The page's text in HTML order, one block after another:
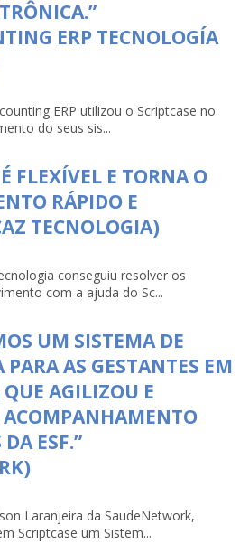
ERP TECNOLOGÍA
ERP utilizou o Scriptcase no
do seus sis...
FLEXÍVEL E TORNA O
RÁPIDO E
TECNOLOGIA)
conseguiu resolver os
com a ajuda do Sc...
UM SISTEMA DE
AS GESTANTES EM
AGILIZOU E
ESF.”
Laranjeira da SaudeNetwork,
Scriptcase um Sistem...